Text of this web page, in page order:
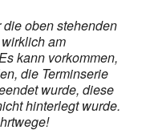
oben stehenden
am
kann vorkommen,
die Terminserie
wurde, diese
hinterlegt wurde.